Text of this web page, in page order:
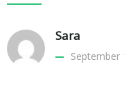
Sara
September